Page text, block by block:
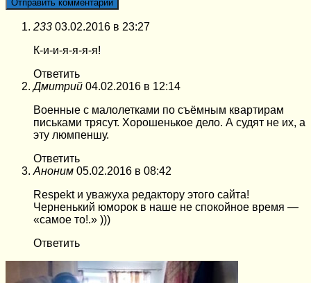
233 03.02.2016 в 23:27
К-и-и-я-я-я-я!
Ответить
Дмитрий 04.02.2016 в 12:14
Военные с малолетками по съёмным квартирам
письками трясут. Хорошенькое дело. А судят не их, а
эту люмпеншу.
Ответить
Аноним 05.02.2016 в 08:42
Respekt и уважуха редактору этого сайта!
Черненький юморок в наше не спокойное время —
«самое то!.» )))
Ответить